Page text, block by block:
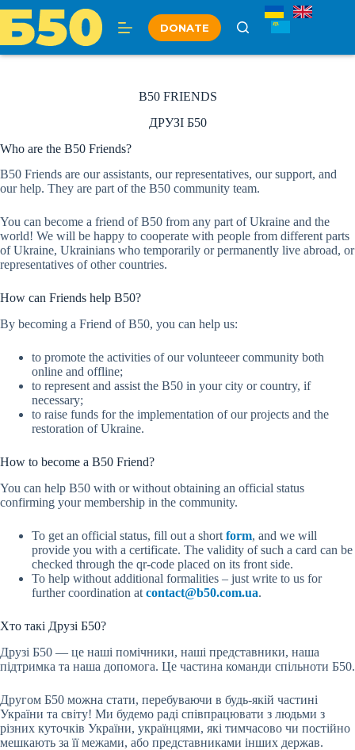
content
DONATE
B50 FRIENDS
ДРУЗІ Б50
Who are the B50 Friends?
B50 Friends are our assistants, our representatives, our support, and
our help. They are part of the B50 community team.
You can become a friend of B50 from any part of Ukraine and the
world! We will be happy to cooperate with people from different parts
of Ukraine, Ukrainians who temporarily or permanently live abroad, or
representatives of other countries.
How can Friends help B50?
By becoming a Friend of B50, you can help us:
to promote the activities of our volunteeer community both
online and offline;
to represent and assist the B50 in your city or country, if
necessary;
to raise funds for the implementation of our projects and the
restoration of Ukraine.
How to become a B50 Friend?
You can help B50 with or without obtaining an official status
confirming your membership in the community.
To get an official status, fill out a short form, and we will
provide you with a certificate. The validity of such a card can be
checked through the qr-code placed on its front side.
To help without additional formalities – just write to us for
further coordination at contact@b50.com.ua.
Хто такі Друзі Б50?
Друзі Б50 — це наші помічники, наші представники, наша
підтримка та наша допомога. Це частина команди спільноти Б50.
Другом Б50 можна стати, перебуваючи в будь-якій частині
України та світу! Ми будемо раді співпрацювати з людьми з
різних куточків України, українцями, які тимчасово чи постійно
мешкають за її межами, або представниками інших держав.